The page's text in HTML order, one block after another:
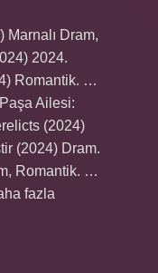
Marnalı Dram,
2024.
Romantik. …
Ailesi:
(2024)
(2024) Dram.
Romantik. …
fazla